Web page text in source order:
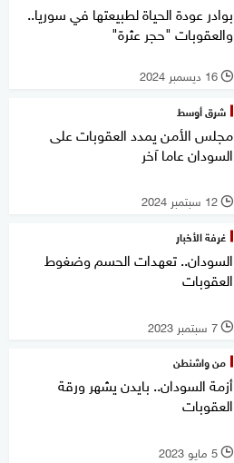
بوادر عودة الحياة لطبيعتها في سوريا..
والعقوبات "حجر عثرة"
l 16 ديسمبر 2024
شرق أوسط
مجلس الأمن يمدد العقوبات على
السودان عاما آخر
l 12 سبتمبر 2024
غرفة الأخبار
السودان.. تعهدات الحسم وضغوط
العقوبات
l 7 سبتمبر 2023
من واشنطن
أزمة السودان.. بايدن يشهر ورقة
العقوبات
l 5 مايو 2023